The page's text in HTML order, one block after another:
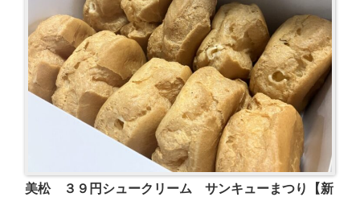
美松 ３９円シュークリーム サンキューまつり【新